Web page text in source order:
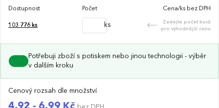
Dostupnost Počet Cena/ks bez DPH
103 776 ks ks
Zadejte počet kusů
pro výhodnější cenu
Potřebuji zboží s potiskem nebo jinou technologii - výběr
v dalším kroku
Cenový rozsah dle množství